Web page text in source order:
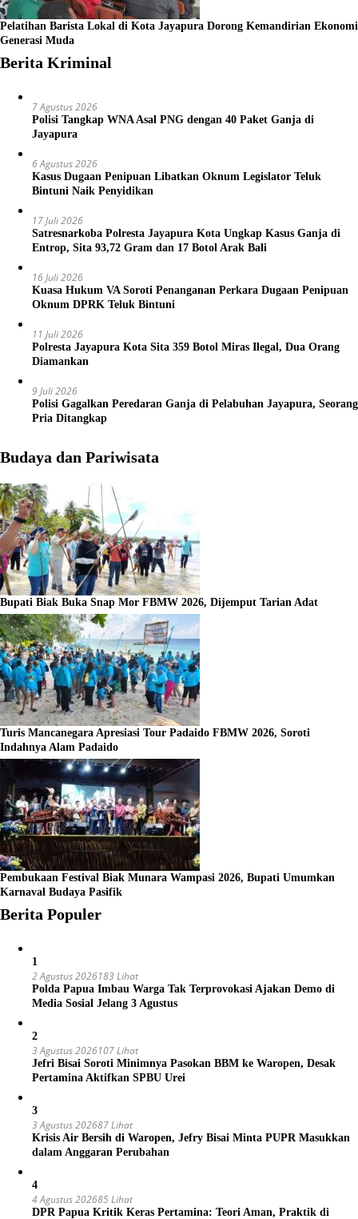
Pelatihan Barista Lokal di Kota Jayapura Dorong Kemandirian Ekonomi
Generasi Muda
Berita Kriminal
7 Agustus 2026
Polisi Tangkap WNA Asal PNG dengan 40 Paket Ganja di
Jayapura
6 Agustus 2026
Kasus Dugaan Penipuan Libatkan Oknum Legislator Teluk
Bintuni Naik Penyidikan
17 Juli 2026
Satresnarkoba Polresta Jayapura Kota Ungkap Kasus Ganja di
Entrop, Sita 93,72 Gram dan 17 Botol Arak Bali
16 Juli 2026
Kuasa Hukum VA Soroti Penanganan Perkara Dugaan Penipuan
Oknum DPRK Teluk Bintuni
11 Juli 2026
Polresta Jayapura Kota Sita 359 Botol Miras Ilegal, Dua Orang
Diamankan
9 Juli 2026
Polisi Gagalkan Peredaran Ganja di Pelabuhan Jayapura, Seorang
Pria Ditangkap
Budaya dan Pariwisata
Bupati Biak Buka Snap Mor FBMW 2026, Dijemput Tarian Adat
Turis Mancanegara Apresiasi Tour Padaido FBMW 2026, Soroti
Indahnya Alam Padaido
Pembukaan Festival Biak Munara Wampasi 2026, Bupati Umumkan
Karnaval Budaya Pasifik
Berita Populer
1
2 Agustus 2026183 Lihat
Polda Papua Imbau Warga Tak Terprovokasi Ajakan Demo di
Media Sosial Jelang 3 Agustus
2
3 Agustus 2026107 Lihat
Jefri Bisai Soroti Minimnya Pasokan BBM ke Waropen, Desak
Pertamina Aktifkan SPBU Urei
3
3 Agustus 202687 Lihat
Krisis Air Bersih di Waropen, Jefry Bisai Minta PUPR Masukkan
dalam Anggaran Perubahan
4
4 Agustus 202685 Lihat
DPR Papua Kritik Keras Pertamina: Teori Aman, Praktik di